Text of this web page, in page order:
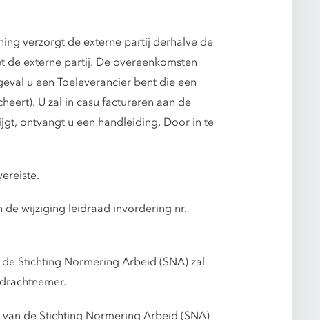
verzorgt de externe partij derhalve de
de externe partij. De overeenkomsten
u een Toeleverancier bent die een
U zal in casu factureren aan de
ontvangt u een handleiding. Door in te
de wijziging leidraad invordering nr.
Stichting Normering Arbeid (SNA) zal
de Stichting Normering Arbeid (SNA)